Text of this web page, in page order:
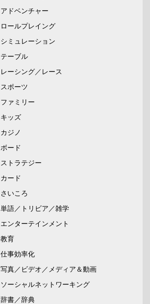
アドベンチャー
ロールプレイング
シミュレーション
テーブル
レーシング／レース
スポーツ
ファミリー
キッズ
カジノ
ボード
ストラテジー
カード
さいころ
単語／トリビア／雑学
エンターテインメント
教育
仕事効率化
写真／ビデオ／メディア＆動画
ソーシャルネットワーキング
辞書／辞典